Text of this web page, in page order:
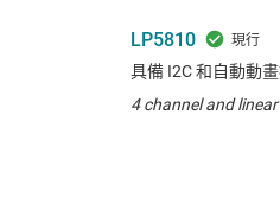
LP5810
具備 I2C 和自動動
4 channel and linear